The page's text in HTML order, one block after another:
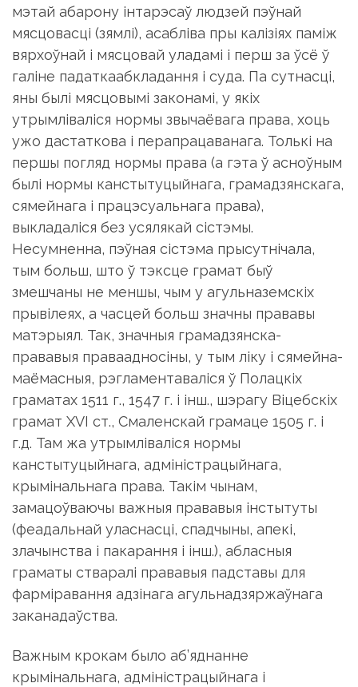
мэтай абарону інтарэсаў людзей пэўнай
мясцовасці (зямлі), асабліва пры калізіях паміж
вярхоўнай і мясцовай уладамі і перш за ўсё ў
галіне падаткаабкладання і суда. Па сутнасці,
яны былі мясцовымі законамі, у якіх
утрымліваліся нормы звычаёвага права, хоць
ужо дастаткова і перапрацаванага. Толькі на
першы погляд нормы права (а гэта ў асноўным
былі нормы канстытуцыйнага, грамадзянскага,
сямейнага і працэсуальнага права),
выкладаліся без усялякай сістэмы.
Несумненна, пэўная сістэма прысутнічала,
тым больш, што ў тэксце грамат быў
змешчаны не меншы, чым у агульназемскіх
прывілеях, а часцей больш значны прававы
матэрыял. Так, значныя грамадзянска-
прававыя праваадносіны, у тым ліку і сямейна-
маёмасныя, рэгламентаваліся ў Полацкіх
граматах 1511 г., 1547 г. і інш., шэрагу Віцебскіх
грамат ХVІ ст., Смаленскай грамаце 1505 г. і
г.д. Там жа утрымліваліся нормы
канстытуцыйнага, адміністрацыйнага,
крымінальнага права. Такім чынам,
замацоўваючы важныя прававыя інстытуты
(феадальнай уласнасці, спадчыны, апекі,
злачынства і пакарання і інш.), абласныя
граматы стваралі прававыя падставы для
фарміравання адзінага агульнадзяржаўнага
заканадаўства.
Важным крокам было аб’яднанне
крымінальнага, адміністрацыйнага і